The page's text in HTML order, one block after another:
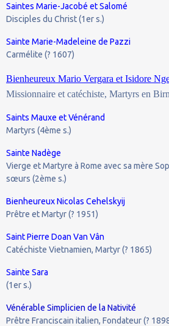
Saintes Marie-Jacobé et Salomé
Disciples du Christ (1er s.)
Sainte Marie-Madeleine de Pazzi
Carmélite (? 1607)
Bienheureux Mario Vergara et Isidore
Missionnaire et catéchiste, Martyrs en
Saints Mauxe et Vénérand
Martyrs (4ème s.)
Sainte Nadège
Vierge et Martyre à Rome avec sa mère
sœurs (2ème s.)
Bienheureux Nicolas Cehelskyij
Prêtre et Martyr (? 1951)
Saint Pierre Doan Van Vân
Catéchiste Vietnamien, Martyr (? 1865)
Sainte Sara
(1er s.)
Vénérable Simplicien de la Nativité
Prêtre Franciscain italien, Fondateur (?